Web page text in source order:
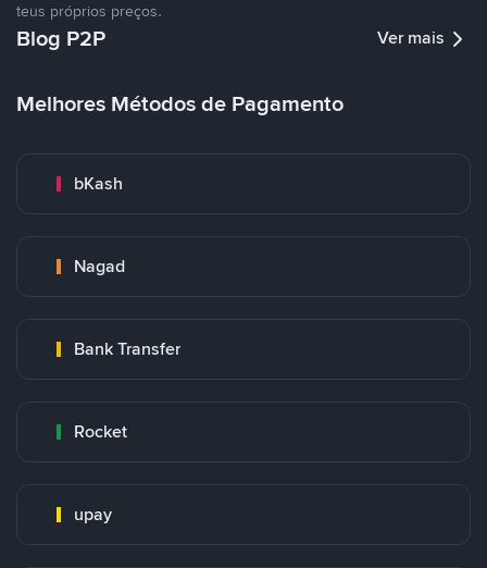
teus próprios preços.
Blog P2P Ver mais
Melhores Métodos de Pagamento
bKash
Nagad
Bank Transfer
Rocket
upay